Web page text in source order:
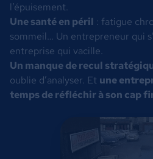
l’épuisement.
Une santé en péril : fatigue
sommeil… Un entrepreneur qui
entreprise qui vacille.
Un manque de recul
oublie d’analyser. Et une
temps de réfléchir à son cap